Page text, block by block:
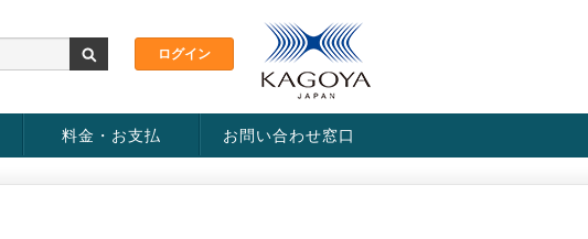
料金・お支払 お問い合わせ窓口